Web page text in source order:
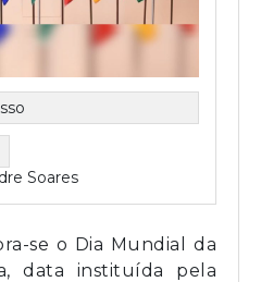
Soares
se o Dia Mundial da
data instituída pela